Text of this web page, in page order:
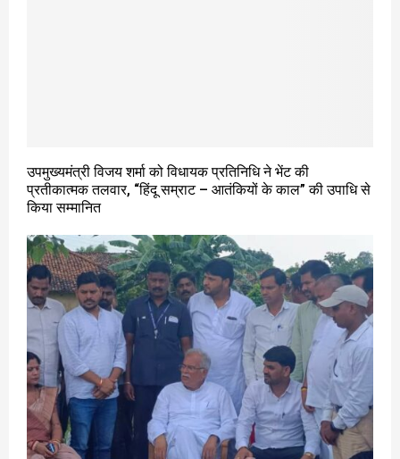
उपमुख्यमंत्री विजय शर्मा को विधायक प्रतिनिधि ने भेंट की
प्रतीकात्मक तलवार, “हिंदू सम्राट – आतंकियों के काल” की उपाधि से
किया सम्मानित